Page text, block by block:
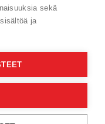
sekä
ja